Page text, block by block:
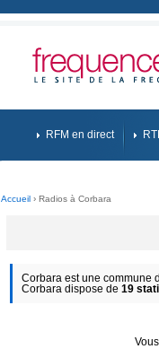
RFM en direct
Accueil › Radios à Corbara
Corbara est une commune
Corbara dispose de 19